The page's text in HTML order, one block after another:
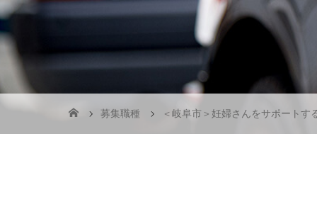
募集職種 ＜岐阜市＞妊婦さんをサポート